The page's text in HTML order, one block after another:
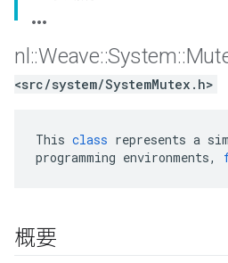
nl ::Weave::System::
<src/system/SystemMutex.h>
This class represents a
programming environments,
概要